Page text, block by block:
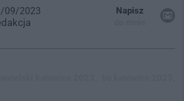
09/2023
Napisz